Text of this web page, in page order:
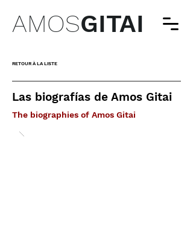
AMOSGITAI
RETOUR À LA LISTE
Las biografías de Amos Gitai
The biographies of Amos Gitai